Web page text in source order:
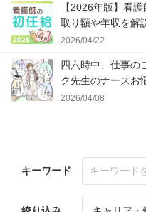
【2026年版】看
取り額や年収を解
2026/04/22
四六時中、仕事の
ク先生のナースお
2026/04/08
キーワード